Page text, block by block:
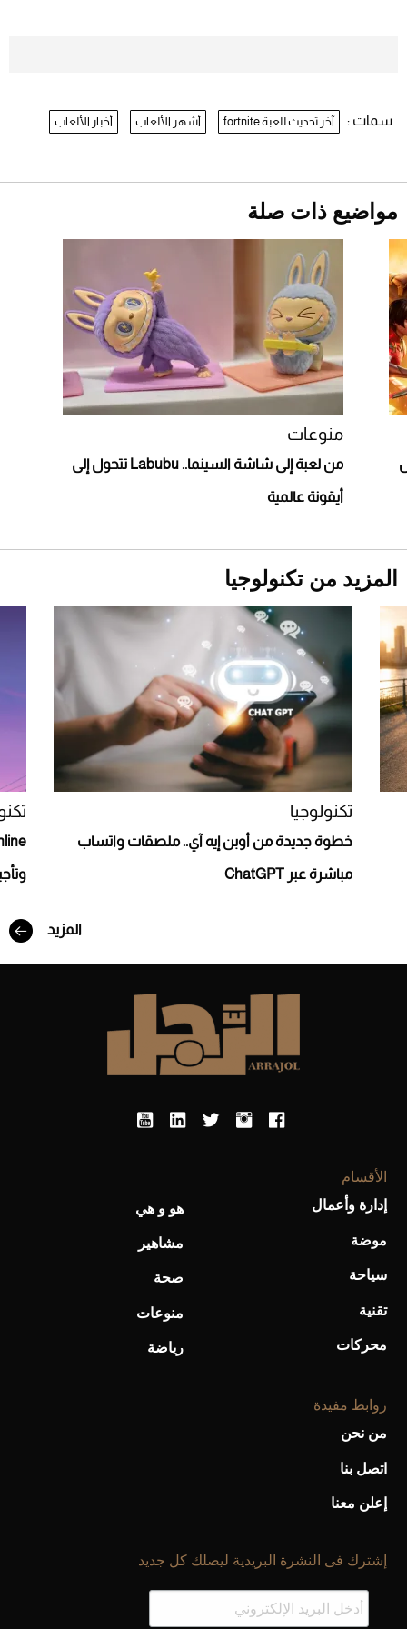
أغلى 10 عطور في العالم للرجال تمنحك فخامة
استثنائية
Aston Martin Valiant: على هوى الأبطال
أحذية Mary Jane: ترف وأناقة للرجال
2026-07-26
"بوجاتي ميسترال" الاستثنائية للبيع في مزاد
مونتيري
2026-07-23
سمات : آخر تحديث للعبة fortnite أشهر الألعاب أخبار الألعاب
مواضيع ذات صلة
منوعات
من لعبة إلى شاشة السينما.. Labubu تتحول إلى
أيقونة عالمية
المزيد من تكنولوجيا
تكنولوجيا
خطوة جديدة من أوبن إيه آي.. ملصقات واتساب
مباشرة عبر ChatGPT
المزيد
الأقسام
إدارة وأعمال
موضة
سياحة
تقنية
محركات
هو و هي
مشاهير
صحة
منوعات
رياضة
روابط مفيدة
من نحن
اتصل بنا
إعلن معنا
إشترك فى النشرة البريدية ليصلك كل جديد